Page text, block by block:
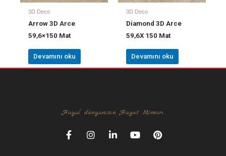
3D Deco
Arrow 3D Arce
59,6×150 Mat
Devamını oku
3D Deco
Diamond 3D Arce
59,6X 150 Mat
Devamını oku
Hayal dünyanızın Hayat Mimarı
F
a
I
L
Y
P